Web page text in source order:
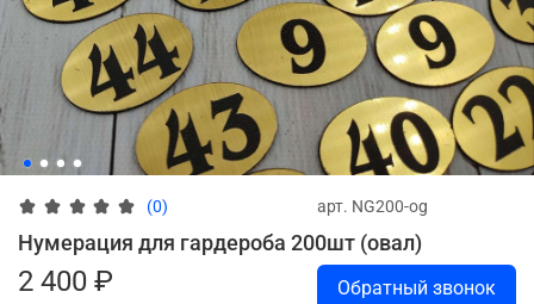
(0) арт. NG200-og
Нумерация для гардероба 200шт (овал)
2 400 ₽ Обратный звонок